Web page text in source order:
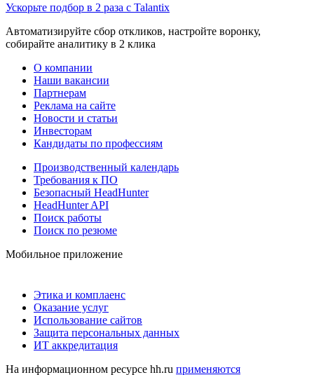
Ускорьте подбор в 2 раза с Talantix
Автоматизируйте сбор откликов, настройте воронку,
собирайте аналитику в 2 клика
О компании
Наши вакансии
Партнерам
Реклама на сайте
Новости и статьи
Инвесторам
Кандидаты по профессиям
Производственный календарь
Требования к ПО
Безопасный HeadHunter
HeadHunter API
Поиск работы
Поиск по резюме
Мобильное приложение
Этика и комплаенс
Оказание услуг
Использование сайтов
Защита персональных данных
ИТ аккредитация
На информационном ресурсе hh.ru применяются